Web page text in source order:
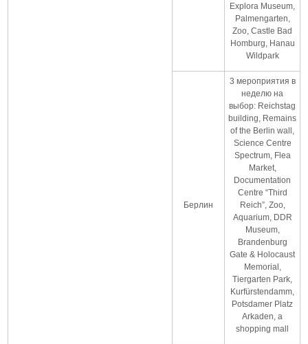
Explora Museum,
Palmengarten,
Zoo, Castle Bad
Homburg, Hanau
Wildpark
Берлин
3 мероприятия в
неделю на
выбор: Reichstag
building, Remains
of the Berlin wall,
Science Centre
Spectrum, Flea
Market,
Documentation
Centre “Third
Reich”, Zoo,
Aquarium, DDR
Museum,
Brandenburg
Gate & Holocaust
Memorial,
Tiergarten Park,
Kurfürstendamm,
Potsdamer Platz
Arkaden, a
shopping mall